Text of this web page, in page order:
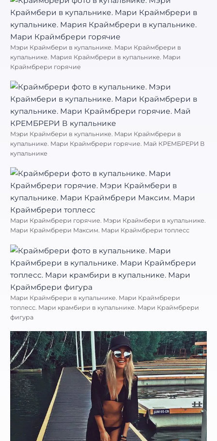
Мэри Краймбери в купальнике. Мари Краймбрери в
купальнике. Мария Краймбрери в купальнике. Мари
Краймбрери горячие
Мэри Краймбери в купальнике. Мари Краймбрери в
купальнике. Мари Краймбрери горячие. Май КРЕМБРЕРИ В
купальнике
Мари Краймбрери горячие. Мэри Краймбери в купальнике.
Мари Краймбрери Максим. Мари Краймбрери топлесс
Мари Краймбрери в купальнике. Мари Краймбрери
топлесс. Мари крамбири в купальнике. Мари Краймбрери
фигура